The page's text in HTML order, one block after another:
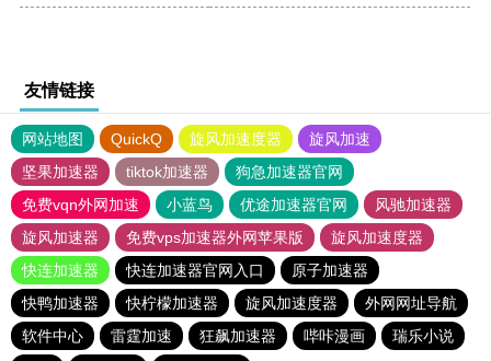
友情链接
网站地图 QuickQ 旋风加速度器
旋风加速
坚果加速器
tiktok加速器
狗急加速器官网
免费vqn外网加速
小蓝鸟 优途加速器官网
风驰加速器
旋风加速器
免费vps加速器外网苹果版
旋风加速度器
快连加速器
快连加速器官网入口
原子加速器
快鸭加速器
快柠檬加速器 旋风加速度器
外网网址导航
软件中心
雷霆加速 狂飙加速器 哔咔漫画
瑞乐小说